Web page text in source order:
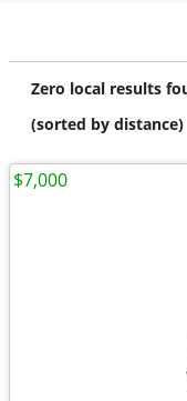
Zero local results
(sorted by distance)
$7,000